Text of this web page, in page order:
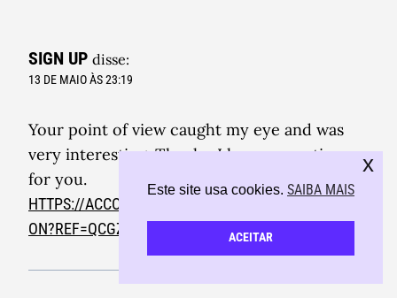
SIGN UP disse:
13 DE MAIO ÀS 23:19
Your point of view caught my eye and was
very interesting. Thanks. I have a question
for you.
HTTPS://ACCOUNTS.BINANCE.COM/REGISTER/PERS
ON?REF=QCGZMHR6
Este site usa cookies. SAIBA MAIS
ACEITAR
x